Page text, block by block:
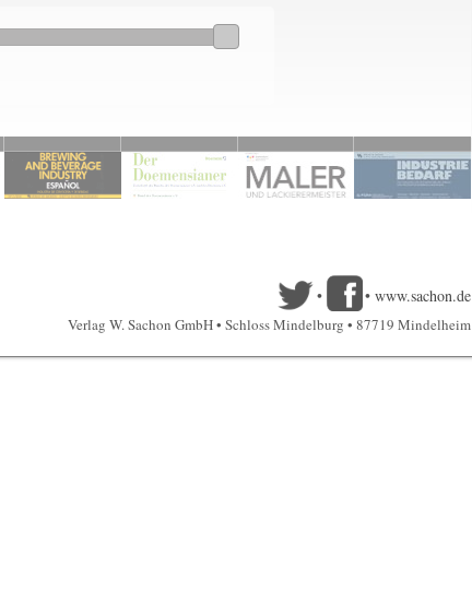
• • www.sachon.de
Verlag W. Sachon GmbH • Schloss Mindelburg • 87719 Mindelheim